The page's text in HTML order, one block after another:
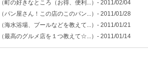
（町の好きなところ（お得、便利...）- 2011/02/04
（パン屋さん！この店のこのパン...）- 2011/01/28
（海水浴場、プールなどを教えて...）- 2011/01/21
（最高のグルメ店を１つ教えて☆...）- 2011/01/14